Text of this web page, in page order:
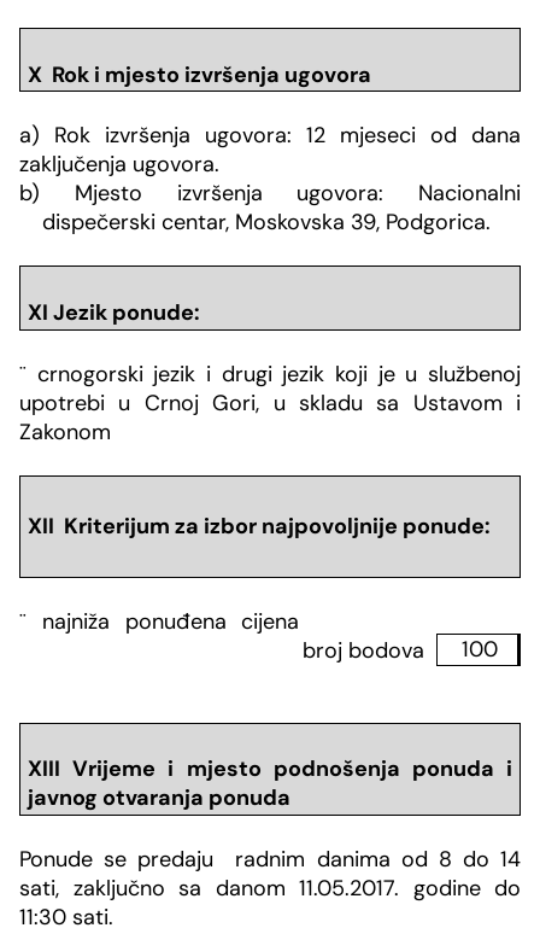
X Rok i mjesto izvršenja ugovora
a) Rok izvršenja ugovora: 12 mjeseci od dana
zaključenja ugovora.
b) Mjesto izvršenja ugovora: Nacionalni
dispečerski centar, Moskovska 39, Podgorica.
XI Jezik ponude:
¨ crnogorski jezik i drugi jezik koji je u službenoj
upotrebi u Crnoj Gori, u skladu sa Ustavom i
Zakonom
XII Kriterijum za izbor najpovoljnije ponude:
¨ najniža ponuđena cijena
broj bodova
100
XIII Vrijeme i mjesto podnošenja ponuda i
javnog otvaranja ponuda
Ponude se predaju radnim danima od 8 do 14
sati, zaključno sa danom 11.05.2017. godine do
11:30 sati.